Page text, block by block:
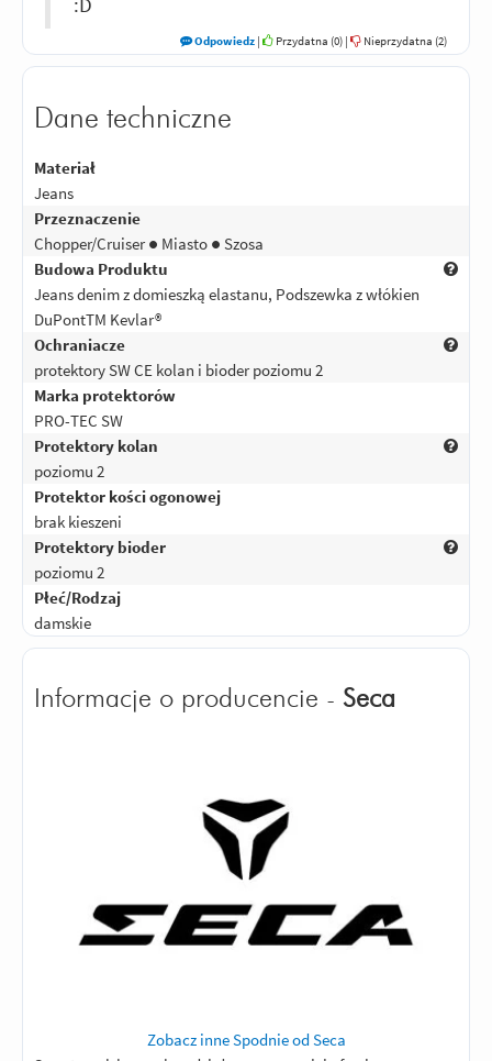
Odpowiedz | Przydatna (0) | Nieprzydatna (2)
Dane techniczne
Materiał
Jeans
Przeznaczenie
Chopper/Cruiser ● Miasto ● Szosa
Budowa Produktu
Jeans denim z domieszką elastanu, Podszewka z włókien
DuPontTM Kevlar®
Ochraniacze
protektory SW CE kolan i bioder poziomu 2
Marka protektorów
PRO-TEC SW
Protektory kolan
poziomu 2
Protektor kości ogonowej
brak kieszeni
Protektory bioder
poziomu 2
Płeć/Rodzaj
damskie
Informacje o producencie - Seca
Zobacz inne Spodnie od Seca